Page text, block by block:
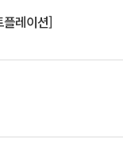
플레이션]